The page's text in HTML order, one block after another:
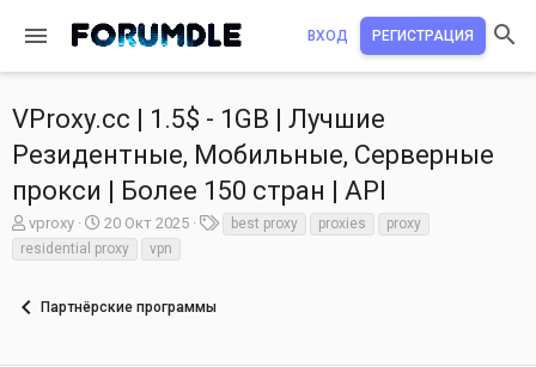
ВХОД РЕГИСТРАЦИЯ
VProxy.cc | 1.5$ - 1GB | Лучшие
Резидентные, Мобильные, Серверные
прокси | Более 150 стран | API
А
в
т
р
vproxy
Д
а
т
н
20 Окт 2025 best proxy proxies
proxy
residential proxy
vpn
Партнёрские программы